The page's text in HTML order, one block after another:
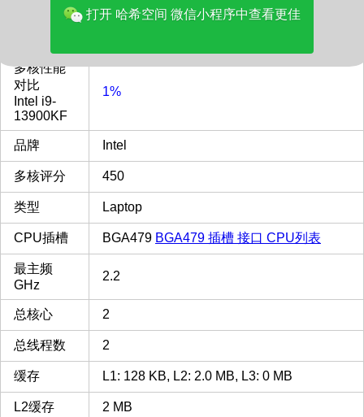
14%
多核性能
对比
Intel i9-
13900KF
1%
品牌 Intel
多核评分 450
类型 Laptop
CPU插槽 BGA479 BGA479 插槽 接口 CPU列表
最主频
GHz
2.2
总核心 2
总线程数 2
缓存 L1: 128 KB, L2: 2.0 MB, L3: 0 MB
L2缓存 2 MB
打开 哈希空间 微信小程序中查看更佳